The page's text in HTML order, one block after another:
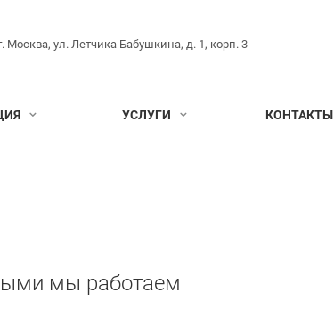
Москва, ул. Летчика Бабушкина, д. 1, корп. 3
УСЛУГИ КОНТАКТЫ
мы работаем